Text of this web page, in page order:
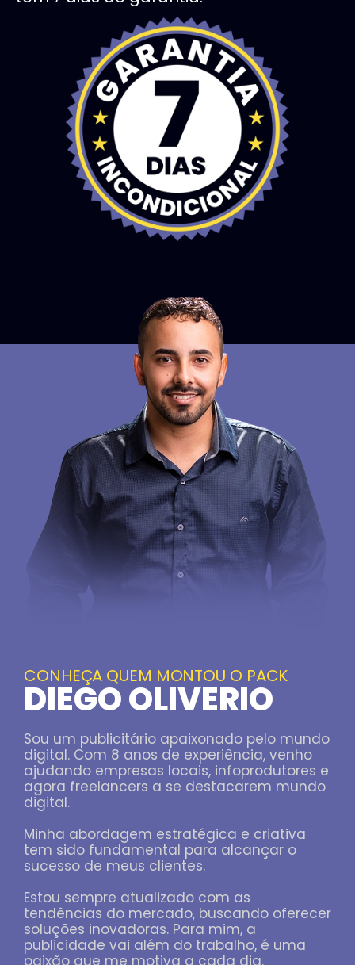
CONHEÇA QUEM MONTOU O PACK
DIEGO OLIVERIO
Sou um publicitário apaixonado pelo mundo
digital. Com 8 anos de experiência, venho
ajudando empresas locais, infoprodutores e
agora freelancers a se destacarem mundo
digital.
Minha abordagem estratégica e criativa
tem sido fundamental para alcançar o
sucesso de meus clientes.
Estou sempre atualizado com as
tendências do mercado, buscando oferecer
soluções inovadoras. Para mim, a
publicidade vai além do trabalho, é uma